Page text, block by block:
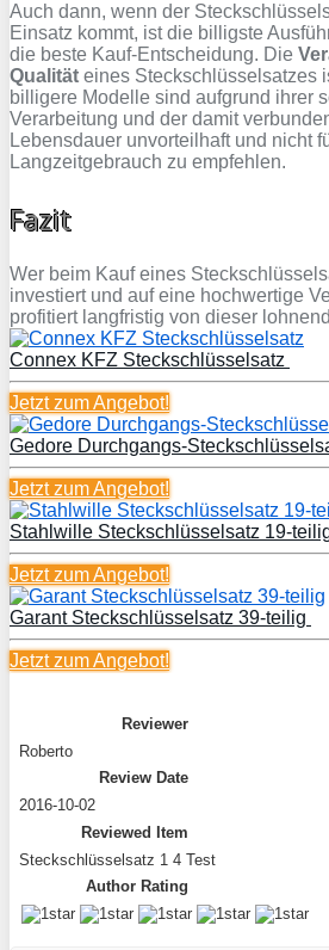
Auch dann, wenn der
Einsatz kommt, ist die billigste
die beste Kauf-Entscheidung. Die
Qualität eines Steckschlüsselsatzes
billigere Modelle sind aufgrund ihrer
Verarbeitung und der damit
Lebensdauer unvorteilhaft und nicht
Langzeitgebrauch zu empfehlen.
Fazit
Wer beim Kauf eines
investiert und auf eine hochwertige
profitiert langfristig von dieser
Connex KFZ Steckschlüsselsatz
Jetzt zumAngebot!
Gedore Durchgangs-
Jetzt zumAngebot!
Stahlwille Steckschlüsselsatz 19-
Jetzt zumAngebot!
Garant Steckschlüsselsatz 39-teilig
Jetzt zumAngebot!
Reviewer
Roberto
Review Date
2016-10-02
Reviewed Item
Steckschlüsselsatz 1 4 Test
Author Rating